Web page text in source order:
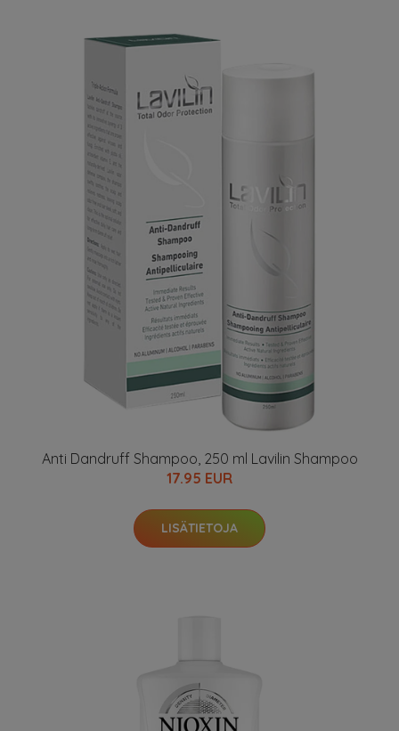
Anti Dandruff Shampoo, 250 ml Lavilin Shampoo
17.95 EUR
LISÄTIETOJA